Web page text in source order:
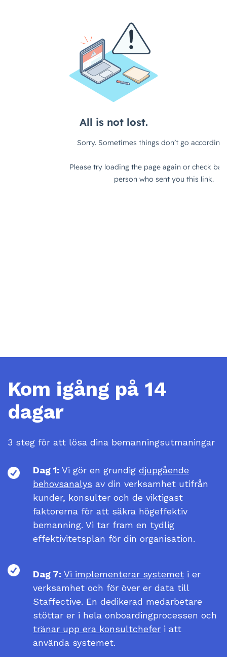
Kom igång på 14
dagar
3 steg för att lösa dina bemanningsutmaningar
Dag 1: Vi gör en grundig djupgående
behovsanalys av din verksamhet utifrån
kunder, konsulter och de viktigast
faktorerna för att säkra högeffektiv
bemanning. Vi tar fram en tydlig
effektivitetsplan för din organisation.
Dag 7: Vi implementerar systemet i er
verksamhet och för över er data till
Staffective. En dedikerad medarbetare
stöttar er i hela onboardingprocessen och
tränar upp era konsultchefer i att
använda systemet.